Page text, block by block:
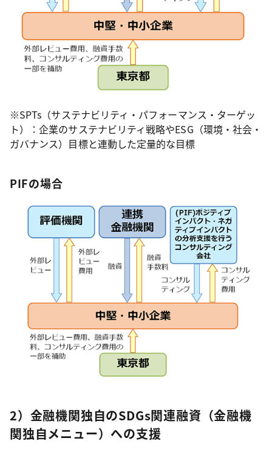
※SPTs（サステナビリティ・パフォーマンス・ターゲッ
ト）：企業のサステナビリティ戦略やESG（環境・社会・
ガバナンス）目標と連動した定量的な目標
PIFの場合
2）金融機関独自のSDGs関連融資（金融機
関独自メニュー）への支援